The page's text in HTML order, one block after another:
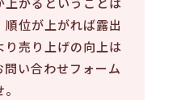
位が上がれば露出
り売り上げの向上は
い合わせフォーム